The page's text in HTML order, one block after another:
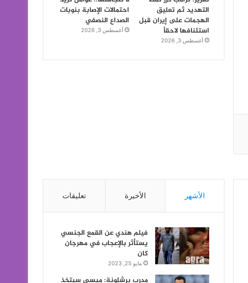
التهديد ثم تعليق
الهجمات على إيران قبل
استئنافها لاحقاً
أغسطس 3, 2026
احتمالات الإصابة بنوبات
الصداع النصفي
أغسطس 3, 2026